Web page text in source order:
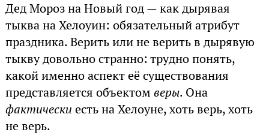
Дед Мороз на Новый год — как дырявая
тыква на Хелоуин: обязательный атрибут
праздника. Верить или не верить в дырявую
тыкву довольно странно: трудно понять,
какой именно аспект её существования
представляется объектом веры. Она
фактически есть на Хелоуне, хоть верь, хоть
не верь.